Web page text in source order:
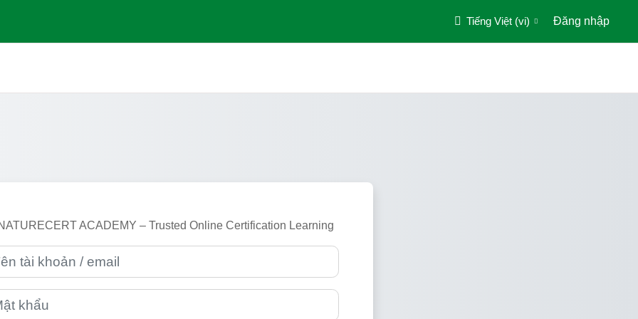
Tiếng Việt ‎(vi)‎ Đăng nhập
Đăng nhập vào NATURECERT ACADEMY –
khoản / email